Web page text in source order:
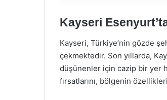
Kayseri
Kayseri, Türkiye’nin gözde
çekmektedir. Son yıllarda,
düşünenler için cazip bir yer
fırsatlarını, bölgenin